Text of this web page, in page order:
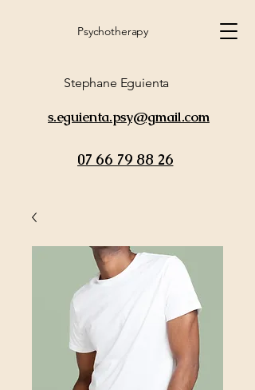
Psychotherapy
Stephane Eguienta
07 66 79 88 26
s.eguienta.psy@gmail.com